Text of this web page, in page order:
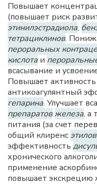
Повышает
(повышает риск
этинилэстрадиола,
тетрациклинов.
пероральных
кислота и
всасывание и
Повышает активность
антикоагулянтный
гепарина. Улучшает
препаратовжелеза, а
питания (за счет
общий клиренс
эффективность
хронического
применение
повышает экскрецию